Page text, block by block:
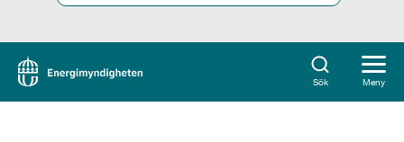
Sök Meny